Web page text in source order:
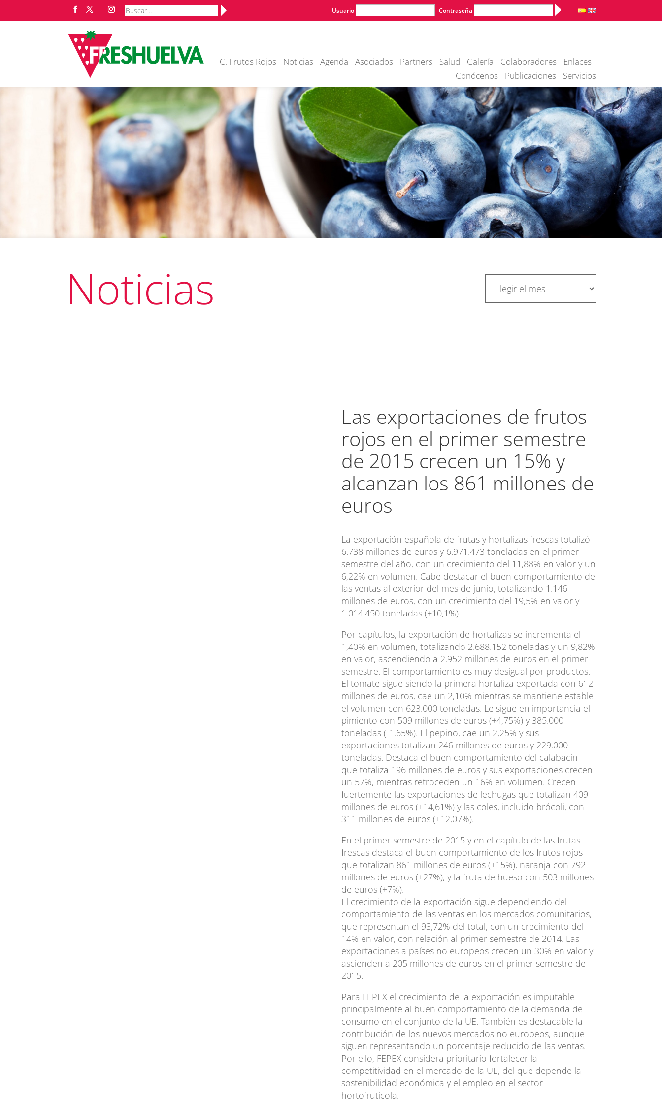
Usuario Contraseña Alternative:
C. Frutos Rojos Noticias Agenda Asociados Partners Salud Galería Colaboradores
Enlaces
Conócenos
Publicaciones Servicios
Noticias
Las exportaciones de frutos
rojos en el primer semestre
de 2015 crecen un 15% y
alcanzan los 861 millones de
euros
La exportación española de frutas y hortalizas frescas totalizó
6.738 millones de euros y 6.971.473 toneladas en el primer
semestre del año, con un crecimiento del 11,88% en valor y un
6,22% en volumen. Cabe destacar el buen comportamiento de
las ventas al exterior del mes de junio, totalizando 1.146
millones de euros, con un crecimiento del 19,5% en valor y
1.014.450 toneladas (+10,1%).
Por capítulos, la exportación de hortalizas se incrementa el
1,40% en volumen, totalizando 2.688.152 toneladas y un 9,82%
en valor, ascendiendo a 2.952 millones de euros en el primer
semestre. El comportamiento es muy desigual por productos.
El tomate sigue siendo la primera hortaliza exportada con 612
millones de euros, cae un 2,10% mientras se mantiene estable
el volumen con 623.000 toneladas. Le sigue en importancia el
pimiento con 509 millones de euros (+4,75%) y 385.000
toneladas (-1.65%). El pepino, cae un 2,25% y sus
exportaciones totalizan 246 millones de euros y 229.000
toneladas. Destaca el buen comportamiento del calabacín
que totaliza 196 millones de euros y sus exportaciones crecen
un 57%, mientras retroceden un 16% en volumen. Crecen
fuertemente las exportaciones de lechugas que totalizan 409
millones de euros (+14,61%) y las coles, incluido brócoli, con
311 millones de euros (+12,07%).
En el primer semestre de 2015 y en el capítulo de las frutas
frescas destaca el buen comportamiento de los frutos rojos
que totalizan 861 millones de euros (+15%), naranja con 792
millones de euros (+27%), y la fruta de hueso con 503 millones
de euros (+7%).
El crecimiento de la exportación sigue dependiendo del
comportamiento de las ventas en los mercados comunitarios,
que representan el 93,72% del total, con un crecimiento del
14% en valor, con relación al primer semestre de 2014. Las
exportaciones a países no europeos crecen un 30% en valor y
ascienden a 205 millones de euros en el primer semestre de
2015.
Para FEPEX el crecimiento de la exportación es imputable
principalmente al buen comportamiento de la demanda de
consumo en el conjunto de la UE. También es destacable la
contribución de los nuevos mercados no europeos, aunque
siguen representando un porcentaje reducido de las ventas.
Por ello, FEPEX considera prioritario fortalecer la
competitividad en el mercado de la UE, del que depende la
sostenibilidad económica y el empleo en el sector
hortofrutícola.